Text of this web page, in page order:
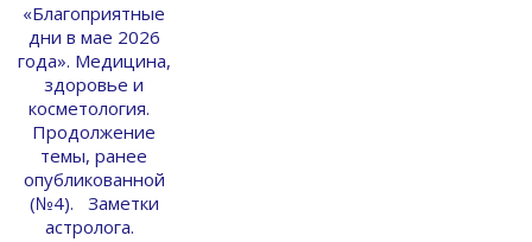
«Благоприятные
дни в мае 2026
года». Медицина,
здоровье и
косметология.
Продолжение
темы, ранее
опубликованной
(№4). Заметки
астролога.